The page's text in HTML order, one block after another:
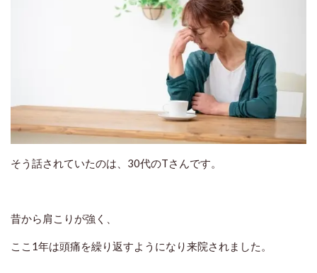
そう話されていたのは、30代のTさんです。
昔から肩こりが強く、
ここ1年は頭痛を繰り返すようになり来院されました。